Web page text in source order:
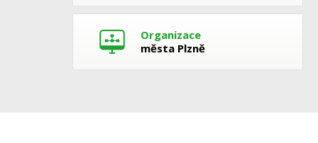
Organizace
města Plzně